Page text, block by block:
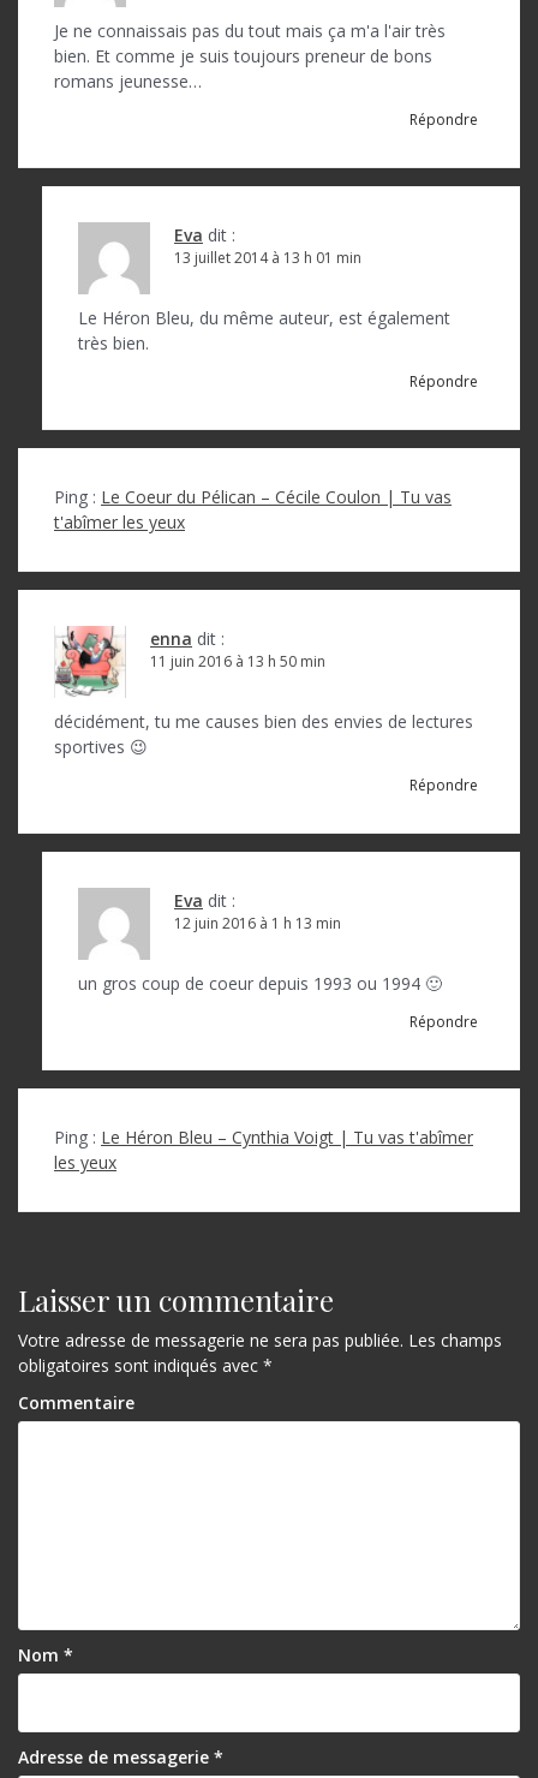
Je ne connaissais pas du tout mais ça m'a l'air très
bien. Et comme je suis toujours preneur de bons
romans jeunesse…
Répondre
Eva dit :
13 juillet 2014 à 13 h 01 min
Le Héron Bleu, du même auteur, est également
très bien.
Répondre
Ping : Le Coeur du Pélican – Cécile Coulon | Tu vas
t'abîmer les yeux
enna dit :
11 juin 2016 à 13 h 50 min
décidément, tu me causes bien des envies de lectures
sportives 😉
Répondre
Eva dit :
12 juin 2016 à 1 h 13 min
un gros coup de coeur depuis 1993 ou 1994 🙂
Répondre
Ping : Le Héron Bleu – Cynthia Voigt | Tu vas t'abîmer
les yeux
Laisser un commentaire
Votre adresse de messagerie ne sera pas publiée. Les champs
obligatoires sont indiqués avec *
Commentaire
Nom *
Adresse de messagerie *